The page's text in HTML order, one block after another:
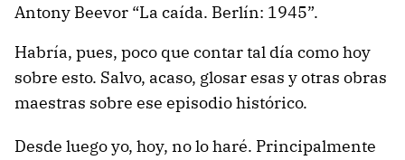
Antony Beevor “La caída. Berlín: 1945”.
Habría, pues, poco que contar tal día como hoy
sobre esto. Salvo, acaso, glosar esas y otras obras
maestras sobre ese episodio histórico.
Desde luego yo, hoy, no lo haré. Principalmente